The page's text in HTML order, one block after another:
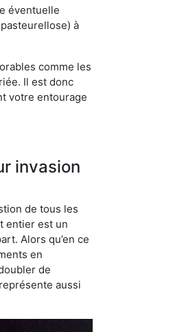
éventuelle
à
comme les
Il est donc
votre entourage
invasion
de tous les
entier est un
Alors qu’en ce
en
de
aussi